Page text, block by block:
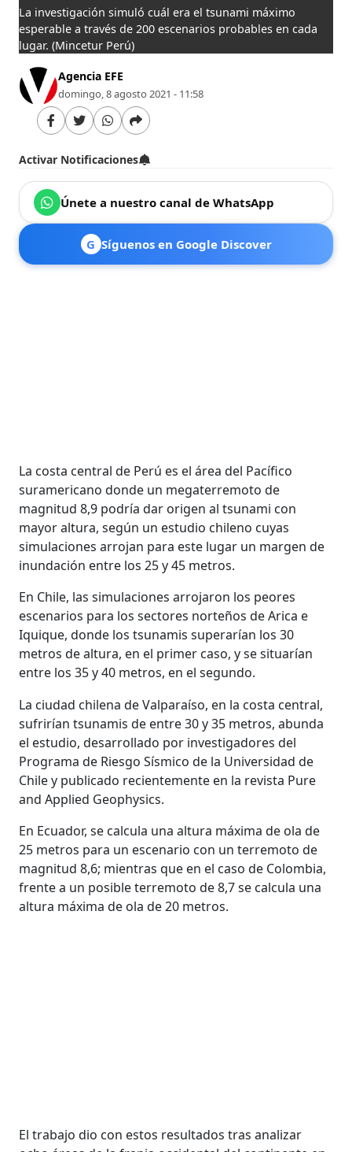
La investigación simuló cuál era el tsunami máximo
esperable a través de 200 escenarios probables en cada
lugar. (Mincetur Perú)
Agencia EFE
domingo, 8 agosto 2021 - 11:58
Activar Notificaciones
Únete a nuestro canal de WhatsApp
G Síguenos en Google Discover
La costa central de Perú es el área del Pacífico
suramericano donde un megaterremoto de
magnitud 8,9 podría dar origen al tsunami con
mayor altura, según un estudio chileno cuyas
simulaciones arrojan para este lugar un margen de
inundación entre los 25 y 45 metros.
En Chile, las simulaciones arrojaron los peores
escenarios para los sectores norteños de Arica e
Iquique, donde los tsunamis superarían los 30
metros de altura, en el primer caso, y se situarían
entre los 35 y 40 metros, en el segundo.
La ciudad chilena de Valparaíso, en la costa central,
sufrirían tsunamis de entre 30 y 35 metros, abunda
el estudio, desarrollado por investigadores del
Programa de Riesgo Sísmico de la Universidad de
Chile y publicado recientemente en la revista Pure
and Applied Geophysics.
En Ecuador, se calcula una altura máxima de ola de
25 metros para un escenario con un terremoto de
magnitud 8,6; mientras que en el caso de Colombia,
frente a un posible terremoto de 8,7 se calcula una
altura máxima de ola de 20 metros.
El trabajo dio con estos resultados tras analizar